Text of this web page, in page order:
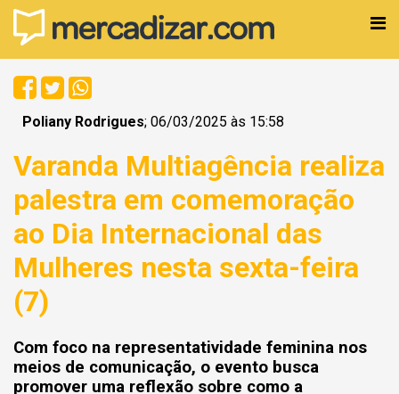
Poliany Rodrigues; 06/03/2025 às 15:58
Varanda Multiagência realiza
palestra em comemoração
ao Dia Internacional das
Mulheres nesta sexta-feira
(7)
Com foco na representatividade feminina nos
meios de comunicação, o evento busca
promover uma reflexão sobre como a